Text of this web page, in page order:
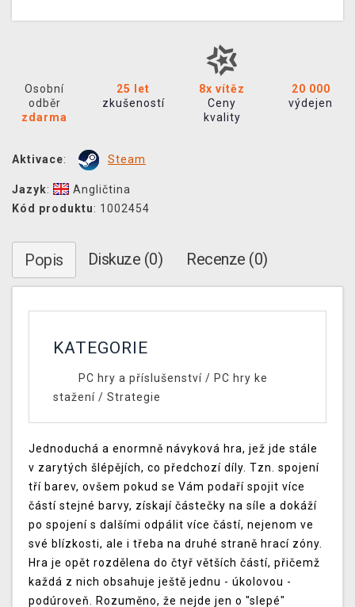
Osobní
odběr
zdarma
25 let
zkušeností
8x vítěz
Ceny
kvality
20 000
výdejen
Aktivace: Steam
Jazyk:
Angličtina
Kód produktu: 1002454
Popis Diskuze (0) Recenze (0)
KATEGORIE
PC hry a příslušenství/ PC hry ke
stažení / Strategie
Jednoduchá a enormně návyková hra, jež jde stále
v zarytých šlépějích, co předchozí díly. Tzn. spojení
tří barev, ovšem pokud se Vám podaří spojit více
částí stejné barvy, získají částečky na síle a dokáží
po spojení s dalšími odpálit více částí, nejenom ve
své blízkosti, ale i třeba na druhé straně hrací zóny.
Hra je opět rozdělena do čtyř větších částí, přičemž
každá z nich obsahuje ještě jednu - úkolovou -
podúroveň. Rozuměno, že nejde jen o "slepé"